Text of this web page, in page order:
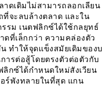
ดเดิมไม่สามารถลอกเลียน
ที่จะลบล้างตลาด และใน
รม เนตฟลิกซ์ได้ใช้กลยุทธ์
ดที่เล็กกว่า ความคล่องตัว
ทำให้จุดเเข็งสมัยเดิมของบ
ารต่อสู้โดยตรงตัวต่อตัวกับ
กซ์ได้กำหนดใหม่สังเวียน
ร์พังทลายในที่สุด แกน